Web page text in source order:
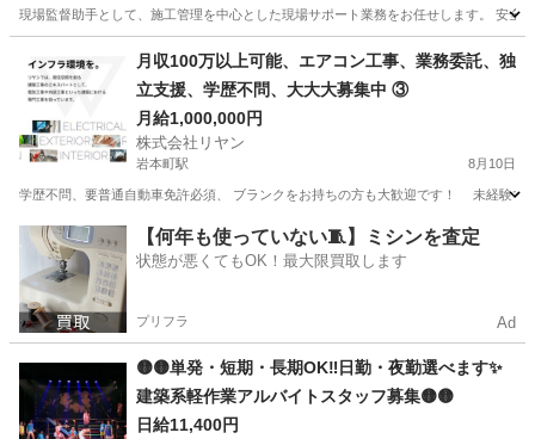
現場監督助手として、施工管理を中心とした現場サポート業務をお任せします。 安
その他
月収100万以上可能、エアコン工事、業務委託、独
立支援、学歴不問、大大大募集中 ③
月給1,000,000円
株式会社リヤン
岩本町駅 8月10日
学歴不問、要普通自動車免許必須、 ブランクをお持ちの方も大歓迎です！ 未経験で
東京 千代田区 岩本町駅 建築 業務委託
【何年も使っていない🧵】ミシンを査定
状態が悪くてもOK！最大限買取します
プリフラ Ad
🟡🟡単発・短期・長期OK‼️日勤・夜勤選べます✨
建築系軽作業アルバイトスタッフ募集🟡🟡
日給11,400円